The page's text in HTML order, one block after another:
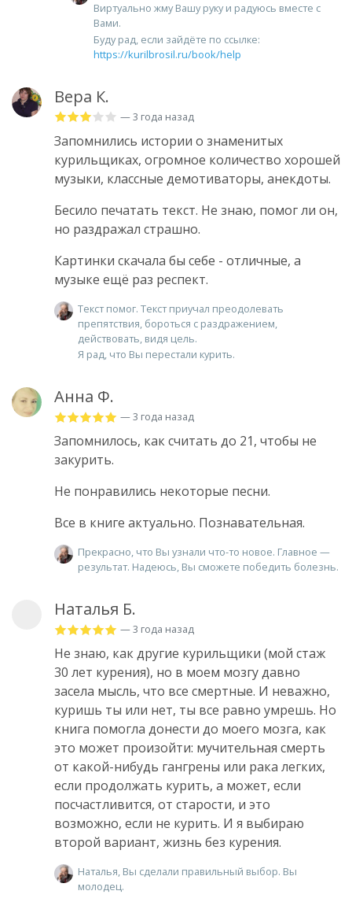
Виртуально жму Вашу руку и радуюсь вместе с
Вами.
Буду рад, если зайдёте по ссылке:
https://kurilbrosil.ru/book/help
Вера К.
— 3 года назад
Запомнились истории о знаменитых
курильщиках, огромное количество хорошей
музыки, классные демотиваторы, анекдоты.
Бесило печатать текст. Не знаю, помог ли он,
но раздражал страшно.
Картинки скачала бы себе - отличные, а
музыке ещё раз респект.
Текст помог. Текст приучал преодолевать
препятствия, бороться с раздражением,
действовать, видя цель.
Я рад, что Вы перестали курить.
Анна Ф.
— 3 года назад
Запомнилось, как считать до 21, чтобы не
закурить.
Не понравились некоторые песни.
Все в книге актуально. Познавательная.
Прекрасно, что Вы узнали что-то новое. Главное —
результат. Надеюсь, Вы сможете победить болезнь.
Наталья Б.
— 3 года назад
Не знаю, как другие курильщики (мой стаж
30 лет курения), но в моем мозгу давно
засела мысль, что все смертные. И неважно,
куришь ты или нет, ты все равно умрешь. Но
книга помогла донести до моего мозга, как
это может произойти: мучительная смерть
от какой-нибудь гангрены или рака легких,
если продолжать курить, а может, если
посчастливится, от старости, и это
возможно, если не курить. И я выбираю
второй вариант, жизнь без курения.
Наталья, Вы сделали правильный выбор. Вы
молодец.